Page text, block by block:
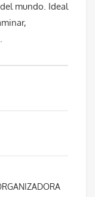
mundo. Ideal